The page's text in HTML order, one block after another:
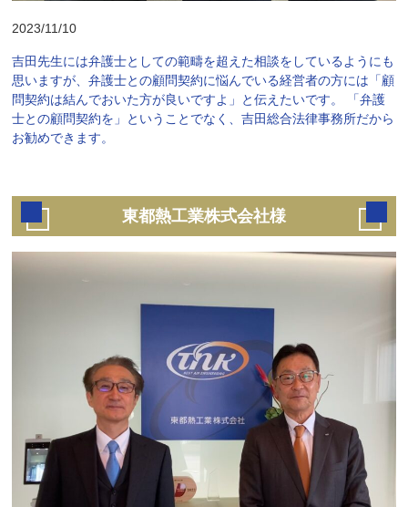
2023/11/10
吉田先生には弁護士としての範疇を超えた相談をしているようにも
思いますが、弁護士との顧問契約に悩んでいる経営者の方には「顧
問契約は結んでおいた方が良いですよ」と伝えたいです。 「弁護
士との顧問契約を」ということでなく、吉田総合法律事務所だから
お勧めできます。
東都熱工業株式会社様